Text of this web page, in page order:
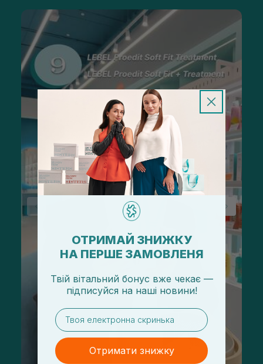
ОТРИМАЙ ЗНИЖКУ
НА ПЕРШЕ ЗАМОВЛЕНЯ
Твій вітальний бонус вже чекає —
підписуйся на наші новини!
email
Отримати знижку